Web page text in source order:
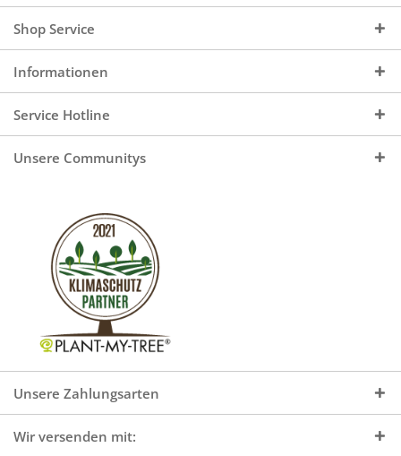
Shop Service
Informationen
Service Hotline
Unsere Communitys
Unsere Zahlungsarten
Wir versenden mit: